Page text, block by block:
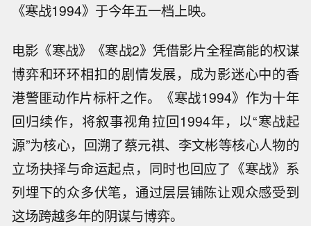
《寒战1994》于今年五一档上映。
电影《寒战》《寒战2》凭借影片全程高能的权谋
博弈和环环相扣的剧情发展，成为影迷心中的香
港警匪动作片标杆之作。《寒战1994》作为十年
回归续作，将叙事视角拉回1994年，以“寒战起
源”为核心，回溯了蔡元祺、李文彬等核心人物的
立场抉择与命运起点，同时也回应了《寒战》系
列埋下的众多伏笔，通过层层铺陈让观众感受到
这场跨越多年的阴谋与博弈。